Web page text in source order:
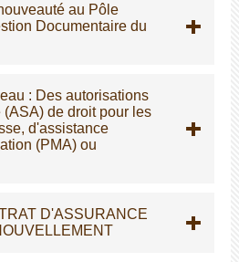
au Pôle
Documentaire du
: Des autorisations
de droit pour les
d'assistance
(PMA) ou
D'ASSURANCE